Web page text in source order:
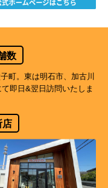
数
町。東は明石市、加古川
即日&翌日訪問いたしま
店